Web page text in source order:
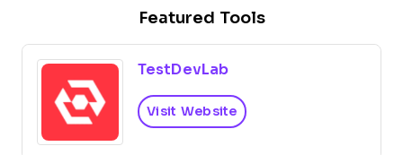
Featured Tools
TestDevLab
Visit Website